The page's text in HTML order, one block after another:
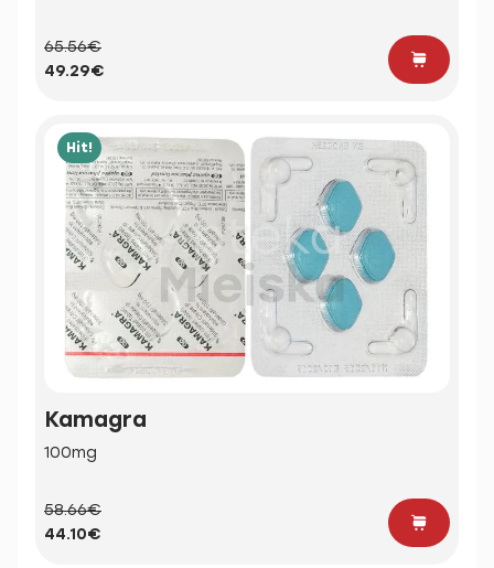
65.56€
49.29€
Hit!
Kamagra
100mg
58.66€
44.10€